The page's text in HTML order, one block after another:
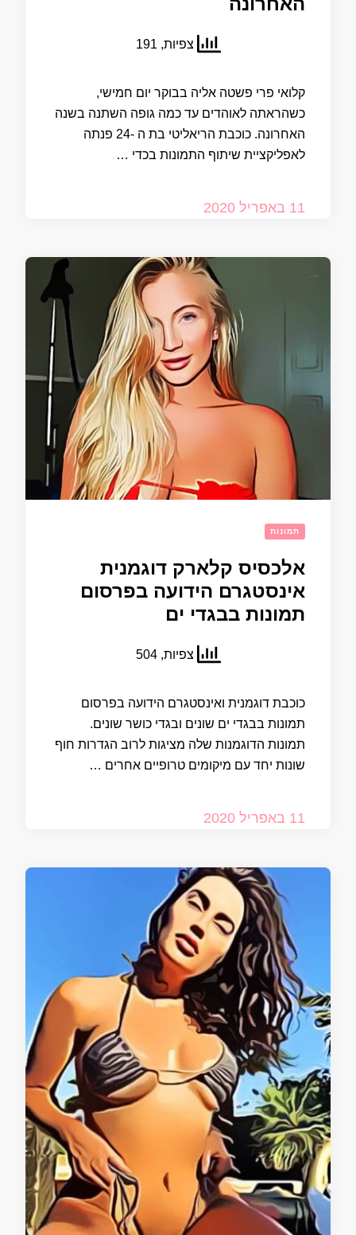
צפיות, 191
קלואי פרי פשטה אליה בבוקר יום חמישי,
כשהראתה לאוהדים עד כמה גופה השתנה בשנה
האחרונה. כוכבת הריאליטי בת ה -24 פנתה
לאפליקציית שיתוף התמונות בכדי …
11 באפריל 2020
תמונות
אלכסיס קלארק דוגמנית
אינסטגרם הידועה בפרסום
תמונות בבגדי ים
צפיות, 504
כוכבת דוגמנית ואינסטגרם הידועה בפרסום
תמונות בבגדי ים שונים ובגדי כושר שונים.
תמונות הדוגמנות שלה מציגות לרוב הגדרות חוף
שונות יחד עם מיקומים טרופיים אחרים …
11 באפריל 2020